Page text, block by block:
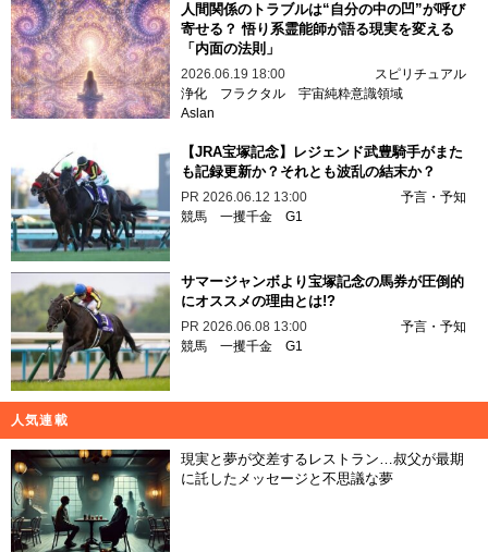
人間関係のトラブルは“自分の中の凹”が呼び
寄せる？ 悟り系霊能師が語る現実を変える
「内面の法則」
2026.06.19 18:00
スピリチュアル
浄化
フラクタル 宇宙純粋意識領域
Aslan
【JRA宝塚記念】レジェンド武豊騎手がまた
も記録更新か？それとも波乱の結末か？
PR 2026.06.12 13:00
予言・予知
競馬 一攫千金 G1
サマージャンボより宝塚記念の馬券が圧倒的
にオススメの理由とは!?
PR 2026.06.08 13:00
予言・予知
競馬 一攫千金 G1
人気連載
現実と夢が交差するレストラン…叔父が最期
に託したメッセージと不思議な夢